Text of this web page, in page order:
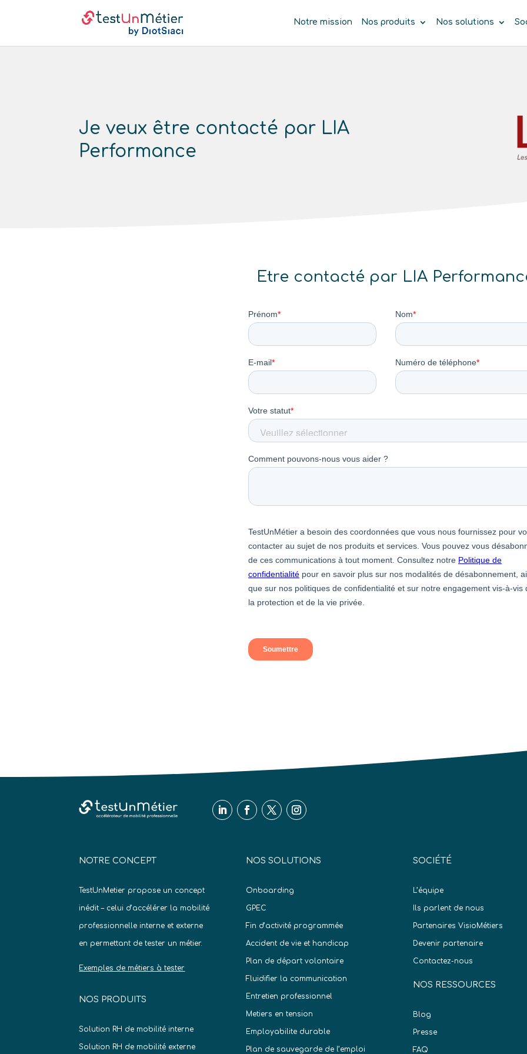
Notre mission Nos produits Nos solutions
Je veux être contacté par LIA
Performance
Etre contacté par LIA
NOTRE CONCEPT
TestUnMetier propose un concept
inédit – celui d’accélérer la mobilité
professionnelle interne et externe
en permettant de tester un métier.
Exemples de métiers à tester
NOS PRODUITS
Solution RH de mobilité interne
Solution RH de mobilité externe
NOS SOLUTIONS
Onboarding
GPEC
Fin d’activité programmée
Accident de vie et handicap
Plan de départ volontaire
Fluidifier la communication
Entretien professionnel
Metiers en tension
Employabilite durable
Plan de sauvegarde de l’emploi
SOCIÉTÉ
L’équipe
Ils parlent de nous
Partenaires VisioMétiers
Devenir partenaire
Contactez-nous
NOS RESSOURCES
Blog
Presse
FAQ